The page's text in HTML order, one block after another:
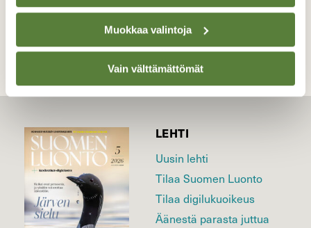
Muokkaa valintoja
Vain välttämättömät
LEHTI
Uusin lehti
Tilaa Suomen Luonto
Tilaa digilukuoikeus
Äänestä parasta juttua